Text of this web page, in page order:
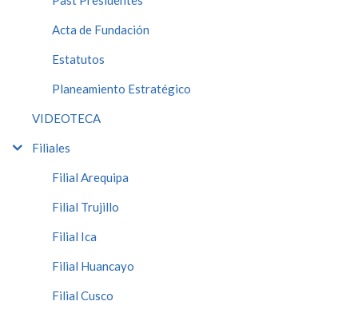
Acta de Fundación
Estatutos
Planeamiento Estratégico
VIDEOTECA
Filiales
Filial Arequipa
Filial Trujillo
Filial Ica
Filial Huancayo
Filial Cusco